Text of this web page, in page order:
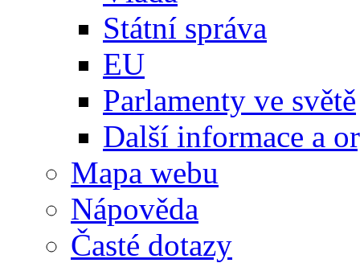
Státní správa
EU
Parlamenty ve světě
Další informace a
Mapa webu
Nápověda
Časté dotazy